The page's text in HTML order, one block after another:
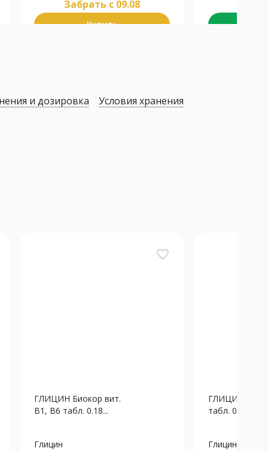
Забрать c 09.08
Купить
и дозировка
Условия хранения
favorite_border
ГЛИЦИН Биокор вит.
В1, В6 табл. 0.18...
Глицин
ГЛИЦИН
табл. 0.102г
Глицин